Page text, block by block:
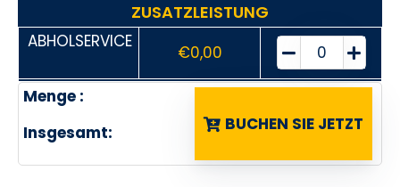
ZUSATZLEISTUNG
ABHOLSERVICE
€0,00
Menge :
Insgesamt:
BUCHEN SIE JETZT